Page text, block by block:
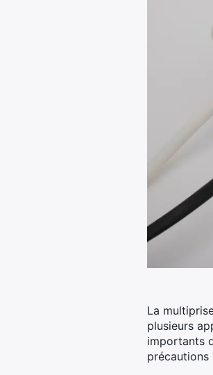
La
plusieurs
importants
précautions